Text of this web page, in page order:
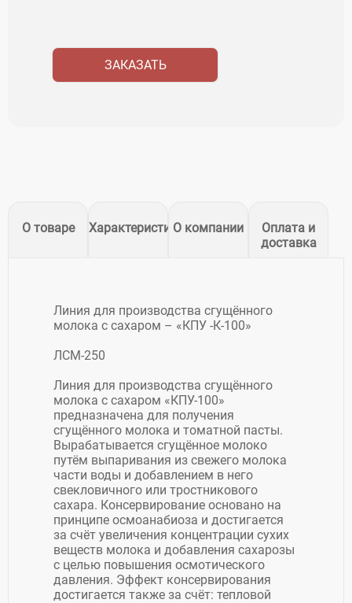
ЗАКАЗАТЬ
О товаре ХарактеристикиО компании
Оплата и
доставка
Линия для производства сгущённого
молока с сахаром – «КПУ -К-100»
ЛСМ-250
Линия для производства сгущённого
молока с сахаром «КПУ-100»
предназначена для получения
сгущённого молока и томатной пасты.
Вырабатывается сгущённое молоко
путём выпаривания из свежего молока
части воды и добавлением в него
свекловичного или тростникового
сахара. Консервирование основано на
принципе осмоанабиоза и достигается
за счёт увеличения концентрации сухих
веществ молока и добавления сахарозы
с целью повышения осмотического
давления. Эффект консервирования
достигается также за счёт: тепловой